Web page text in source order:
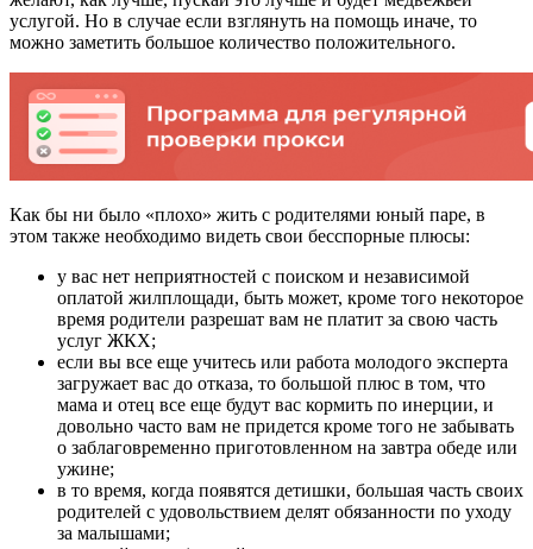
услугой. Но в случае если взглянуть на помощь иначе, то
можно заметить большое количество положительного.
Как бы ни было «плохо» жить с родителями юный паре, в
этом также необходимо видеть свои бесспорные плюсы:
у вас нет неприятностей с поиском и независимой
оплатой жилплощади, быть может, кроме того некоторое
время родители разрешат вам не платит за свою часть
услуг ЖКХ;
если вы все еще учитесь или работа молодого эксперта
загружает вас до отказа, то большой плюс в том, что
мама и отец все еще будут вас кормить по инерции, и
довольно часто вам не придется кроме того не забывать
о заблаговременно приготовленном на завтра обеде или
ужине;
в то время, когда появятся детишки, большая часть своих
родителей с удовольствием делят обязанности по уходу
за малышами;